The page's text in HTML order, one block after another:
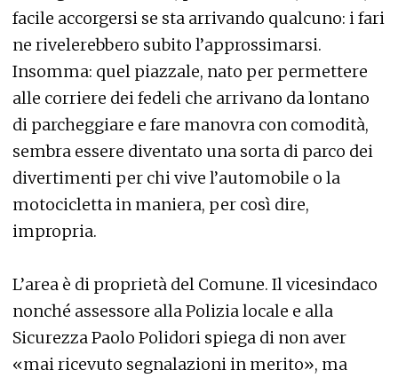
facile accorgersi se sta arrivando qualcuno: i fari
ne rivelerebbero subito l’approssimarsi.
Insomma: quel piazzale, nato per permettere
alle corriere dei fedeli che arrivano da lontano
di parcheggiare e fare manovra con comodità,
sembra essere diventato una sorta di parco dei
divertimenti per chi vive l’automobile o la
motocicletta in maniera, per così dire,
impropria.
L’area è di proprietà del Comune. Il vicesindaco
nonché assessore alla Polizia locale e alla
Sicurezza Paolo Polidori spiega di non aver
«mai ricevuto segnalazioni in merito», ma